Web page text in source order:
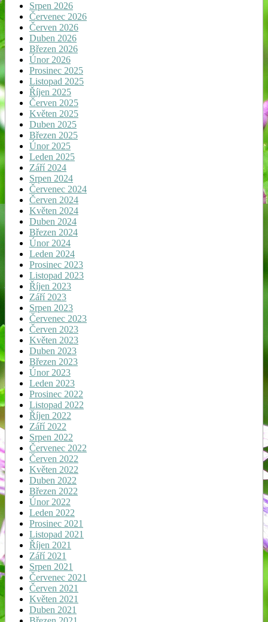
Srpen 2026
Červenec 2026
Červen 2026
Duben 2026
Březen 2026
Únor 2026
Prosinec 2025
Listopad 2025
Říjen 2025
Červen 2025
Květen 2025
Duben 2025
Březen 2025
Únor 2025
Leden 2025
Září 2024
Srpen 2024
Červenec 2024
Červen 2024
Květen 2024
Duben 2024
Březen 2024
Únor 2024
Leden 2024
Prosinec 2023
Listopad 2023
Říjen 2023
Září 2023
Srpen 2023
Červenec 2023
Červen 2023
Květen 2023
Duben 2023
Březen 2023
Únor 2023
Leden 2023
Prosinec 2022
Listopad 2022
Říjen 2022
Září 2022
Srpen 2022
Červenec 2022
Červen 2022
Květen 2022
Duben 2022
Březen 2022
Únor 2022
Leden 2022
Prosinec 2021
Listopad 2021
Říjen 2021
Září 2021
Srpen 2021
Červenec 2021
Červen 2021
Květen 2021
Duben 2021